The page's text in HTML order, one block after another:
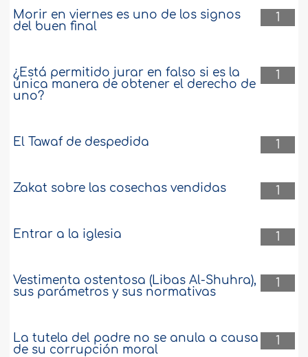
1
Morir en viernes es uno de los signos
del buen final
1
¿Está permitido jurar en falso si es la
única manera de obtener el derecho de
uno?
1
El Tawaf de despedida
1
Zakat sobre las cosechas vendidas
1
Entrar a la iglesia
1
Vestimenta ostentosa (Libas Al-Shuhra),
sus parámetros y sus normativas
1
La tutela del padre no se anula a causa
de su corrupción moral